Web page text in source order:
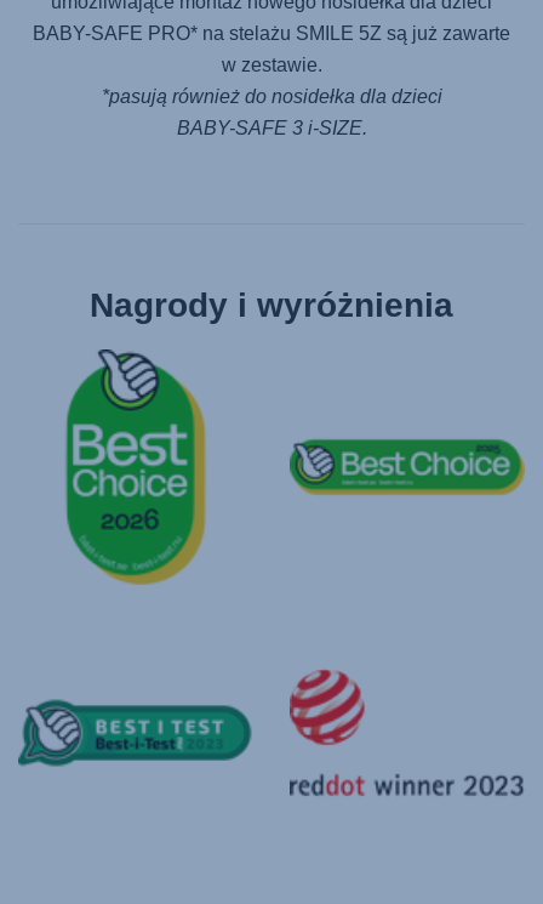
BABY-SAFE PRO* na stelażu SMILE 5Z są już zawarte
w zestawie.
*pasują również do nosidełka dla dzieci
BABY-SAFE 3 i-SIZE.
Nagrody i wyróżnienia